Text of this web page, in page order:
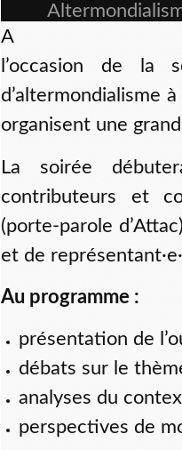
A
l’occasion de la
d’altermondialisme
organisent une
La soirée
contributeurs et
(porte-parole
et de
Au programme :
présentation de
débats sur le
analyses du
perspectives de